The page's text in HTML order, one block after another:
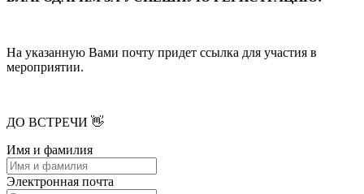
На указанную Вами почту придет ссылка для участия в
мероприятии.
ДО ВСТРЕЧИ 👋
Имя и фамилия
Электронная почта